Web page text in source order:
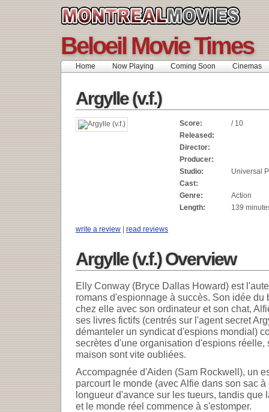
Beloeil Movie Times
Home Now Playing Coming Soon Cinemas
Argylle (v.f.)
Score:
/ 10
Released:
Director:
Producer:
Studio:
Universal
Cast:
Genre:
Action
Length:
139
write a review | read reviews
Argylle (v.f.) Overview
Elly Conway (Bryce Dallas Howard) est
romans d'espionnage à succès. Son idée
chez elle avec son ordinateur et son chat,
ses livres fictifs (centrés sur l'agent secret
démanteler un syndicat d'espions mondial)
secrètes d'une organisation d'espions
maison sont vite oubliées.
Accompagnée d'Aiden (Sam Rockwell), un
parcourt le monde (avec Alfie dans son sac
longueur d'avance sur les tueurs, tandis que
et le monde réel commence à s'estomper.